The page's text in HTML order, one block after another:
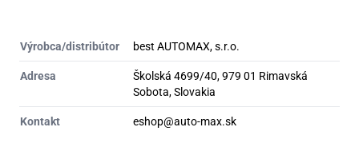
Výrobca/distribútor best AUTOMAX, s.r.o.
Adresa
Školská 4699/40, 979 01 Rimavská
Sobota, Slovakia
Kontakt eshop@auto-max.sk